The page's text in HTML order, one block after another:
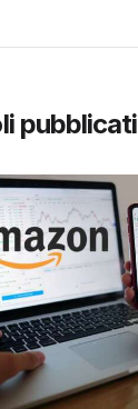
pubblicati